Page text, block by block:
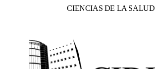
CIENCIAS DE LA SALUD